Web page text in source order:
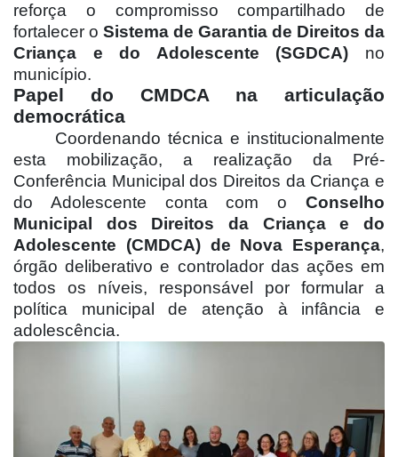
reforça o compromisso compartilhado de
fortalecer o Sistema de Garantia de Direitos da
Criança e do Adolescente (SGDCA) no
município.
Papel do CMDCA na articulação
democrática
Coordenando técnica e institucionalmente
esta mobilização, a realização da Pré-
Conferência Municipal dos Direitos da Criança e
do Adolescente conta com o Conselho
Municipal dos Direitos da Criança e do
Adolescente (CMDCA) de Nova Esperança,
órgão deliberativo e controlador das ações em
todos os níveis, responsável por formular a
política municipal de atenção à infância e
adolescência.